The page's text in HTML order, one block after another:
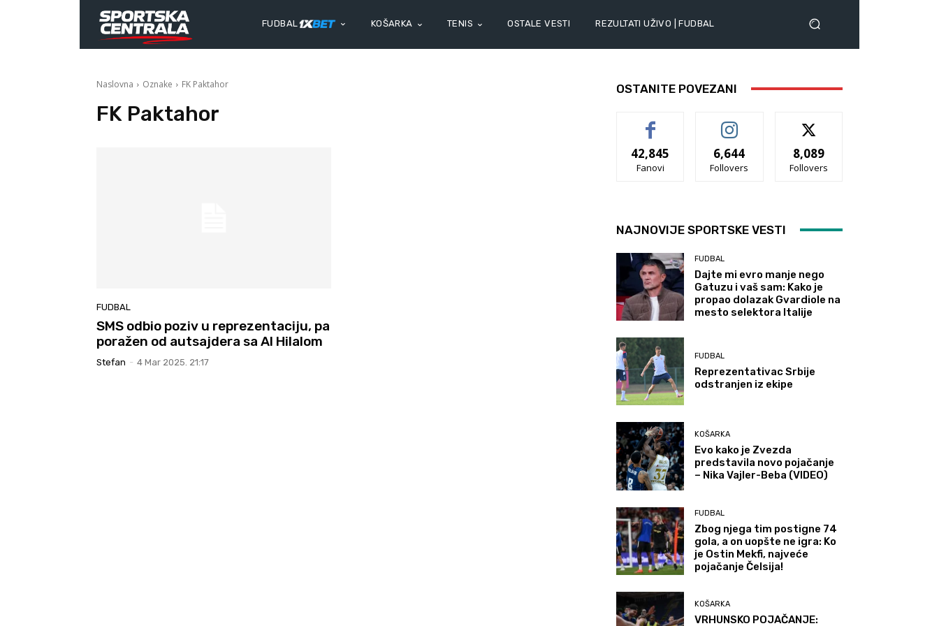
FUDBAL KOŠARKA TENIS OSTALE VESTI REZULTATI UŽIVO | FUDBAL
Naslovna Oznake FK Paktahor
FK Paktahor
FUDBAL
SMS odbio poziv u reprezentaciju, pa
poražen od autsajdera sa Al Hilalom
Stefan - 4 Mar 2025. 21:17
OSTANITE POVEZANI
42,845
Fanovi
6,644
Follovers
8,089
Follovers
NAJNOVIJE SPORTSKE VESTI
FUDBAL
Dajte mi evro manje nego
Gatuzu i vaš sam: Kako je
propao dolazak Gvardiole na
mesto selektora Italije
FUDBAL
Reprezentativac Srbije
odstranjen iz ekipe
KOŠARKA
Evo kako je Zvezda
predstavila novo pojačanje
– Nika Vajler-Beba (VIDEO)
FUDBAL
Zbog njega tim postigne 74
gola, a on uopšte ne igra: Ko
je Ostin Mekfi, najveće
pojačanje Čelsija!
KOŠARKA
VRHUNSKO POJAČANJE: